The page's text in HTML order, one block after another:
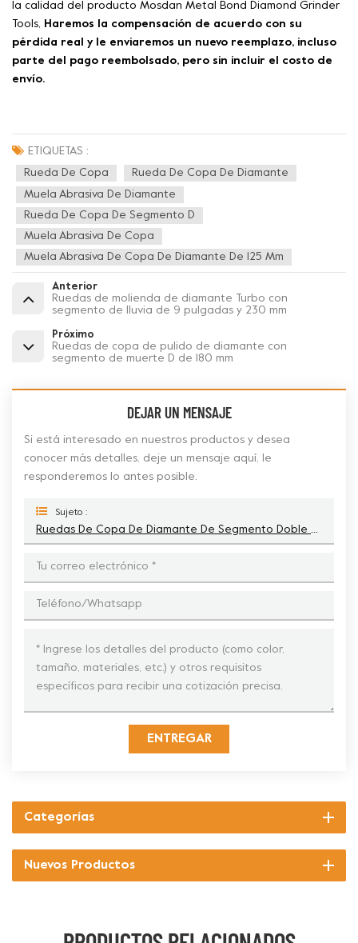
la calidad del producto Mosdan Metal Bond Diamond Grinder
Tools, Haremos la compensación de acuerdo con su
pérdida real y le enviaremos un nuevo reemplazo, incluso
parte del pago reembolsado, pero sin incluir el costo de
envío.
ETIQUETAS :
Rueda De Copa Rueda De Copa De Diamante
Muela Abrasiva De Diamante
Rueda De Copa De Segmento D
Muela Abrasiva De Copa
Muela Abrasiva De Copa De Diamante De 125 Mm
Anterior
Ruedas de molienda de diamante Turbo con
segmento de lluvia de 9 pulgadas y 230 mm
Próximo
Ruedas de copa de pulido de diamante con
segmento de muerte D de 180 mm
DEJAR UN MENSAJE
Si está interesado en nuestros productos y desea
conocer más detalles, deje un mensaje aquí, le
responderemos lo antes posible.
Sujeto :
Ruedas De Copa De Diamante De Segmento Doble D De 125 Mm
ENTREGAR
Categorías
Nuevos Productos